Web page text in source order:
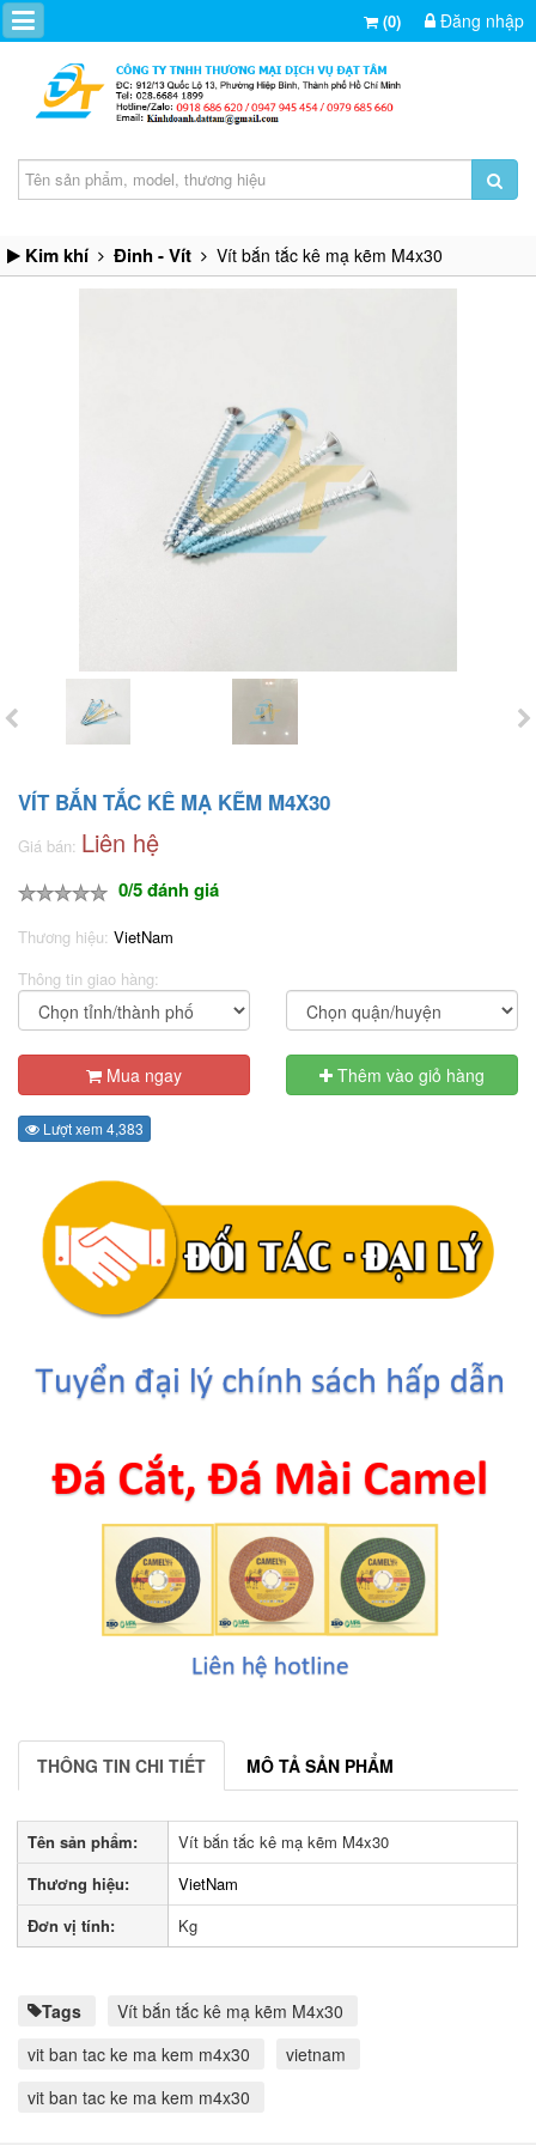
(0) Đăng nhập
Kim khí Đinh - Vít Vít bắn tắc kê mạ kẽm M4x30
VÍT BẮN TẮC KÊ MẠ KẼM M4X30
Giá bán: Liên hệ
0/5 đánh giá
Thương hiệu: VietNam
Thông tin giao hàng:
Mua ngay Thêm vào giỏ hàng
Lượt xem 4,383
THÔNG TIN CHI TIẾT MÔ TẢ SẢN PHẨM
Tên sản phẩm:
Vít bắn tắc kê mạ kẽm M4x30
Thương hiệu:
VietNam
Đơn vị tính:
Kg
Tags
Vít bắn tắc kê mạ kẽm M4x30
vit ban tac ke ma kem m4x30
vietnam
vit ban tac ke ma kem m4x30